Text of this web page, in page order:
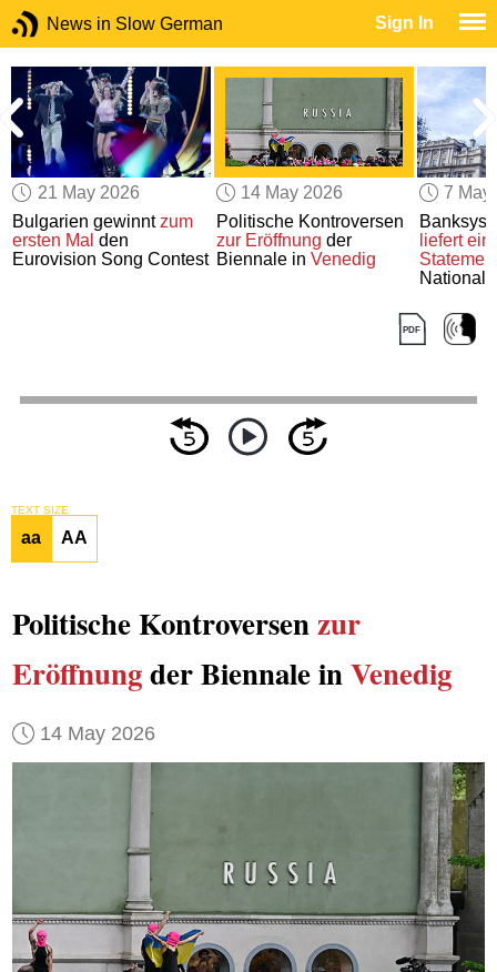
News in Slow German Sign In
21 May 2026
Bulgarien gewinntzum
ersten Mal den
Eurovision Song Contest
14 May 2026
Politische Kontroversen
zur Eröffnung der
Biennale in Venedig
7 May
Banksys
liefert
TEXT SIZE
aa AA
Politische Kontroversenzur
Eröffnungder Biennale inVenedig
14 May 2026